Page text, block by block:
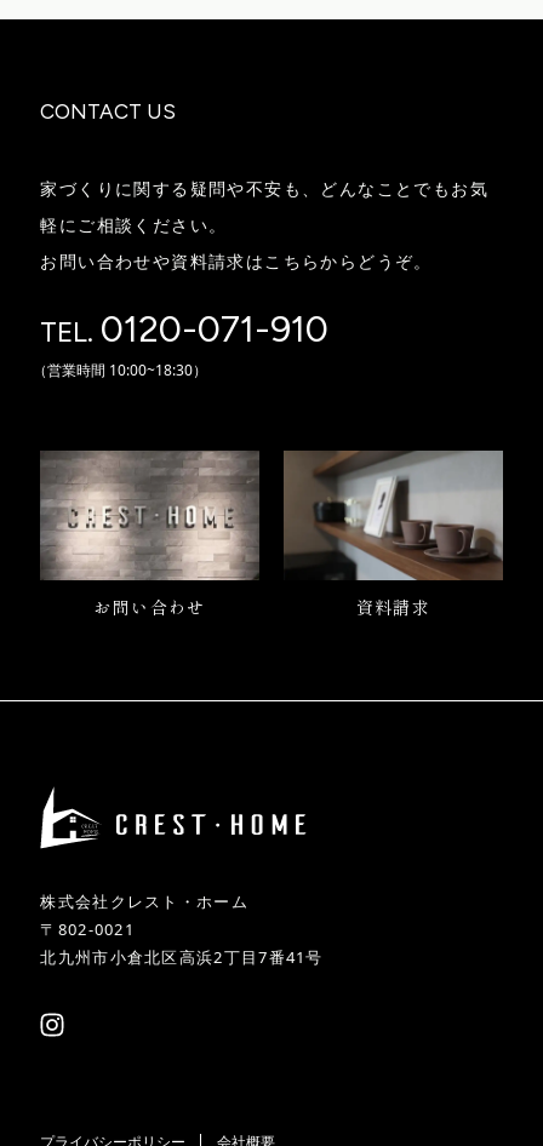
CONTACT US
家づくりに関する疑問や不安も、どんなことでもお気
軽にご相談ください。
お問い合わせや資料請求はこちらからどうぞ。
TEL. 0120-071-910
（営業時間 10:00~18:30）
お問い合わせ 資料請求
株式会社クレスト・ホーム
〒802-0021
北九州市小倉北区高浜2丁目7番41号
プライバシーポリシー 会社概要